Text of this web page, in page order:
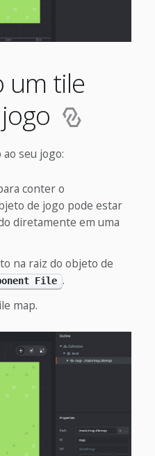
um tile
seu jogo:
conter o
de jogo pode estar
diretamente em uma
na raiz do objeto de
File .
map.